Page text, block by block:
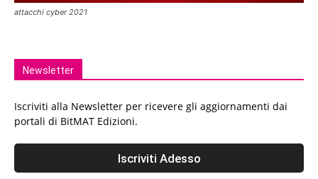
attacchi cyber 2021
Newsletter
Iscriviti alla Newsletter per ricevere gli aggiornamenti dai
portali di BitMAT Edizioni.